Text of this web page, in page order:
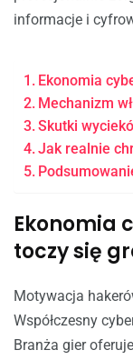
informacje i
Ekonomia
Mechanizm
Skutki
Jak realnie
Ekonomia
toczy się
Motywacja
Współczesny
Branża gier